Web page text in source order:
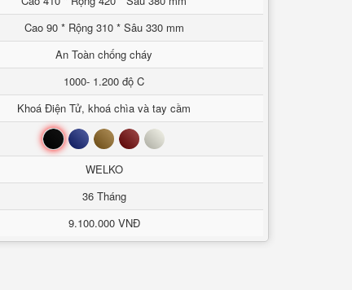
Cao 90 * Rộng 310 * Sâu 330 mm
An Toàn chống cháy
1000- 1.200 độ C
Khoá Điện Tử, khoá chìa và tay cầm
Đen Xanh Nâu Đỏ Trắng
WELKO
36 Tháng
9.100.000 VNĐ